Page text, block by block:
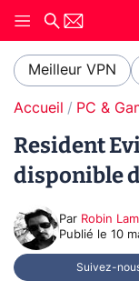
Meilleur VPN
Accueil PC &
Resident
disponible
Par Robin
Publié le 10
Suivez-